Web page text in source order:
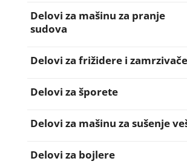
Amortizeri za veš mašinu
Delovi za mašinu za pranje
sudova
Creva za sudo mašine
Dihtunzi za sudo mašine
Elektroventili za sudo mašine
Filteri za sudo mašine
Delovi za frižidere i zamrzivače
Aqua filteri za frižidere
Dihtunzi za frižidere i zamrzivače
Elektronika za frižidere i zamrzivače
Delovi za šporete
Dihtunzi za šporete
Dugmad za šporete
Delovi za mašinu za sušenje
Dihtunzi mašine za sušenje veša
Delovi za bojlere